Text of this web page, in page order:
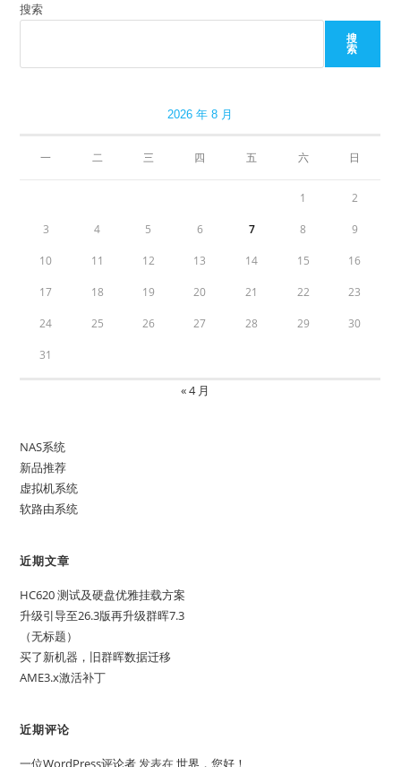
搜索
搜
索
2026 年 8 月
一 二 三 四 五 六 日
1 2
3 4 5 6 7 8 9
10 11 12 13 14 15 16
17 18 19 20 21 22 23
24 25 26 27 28 29 30
31
« 4 月
NAS系统
新品推荐
虚拟机系统
软路由系统
近期文章
HC620 测试及硬盘优雅挂载方案
升级引导至26.3版再升级群晖7.3
（无标题）
买了新机器，旧群晖数据迁移
AME3.x激活补丁
近期评论
一位WordPress评论者 发表在世界，您好！